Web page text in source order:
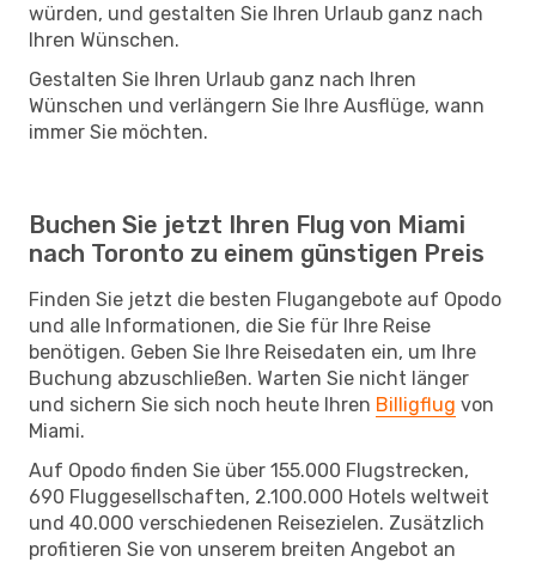
würden, und gestalten Sie Ihren Urlaub ganz nach
Ihren Wünschen.
Gestalten Sie Ihren Urlaub ganz nach Ihren
Wünschen und verlängern Sie Ihre Ausflüge, wann
immer Sie möchten.
Buchen Sie jetzt Ihren Flug von Miami
nach Toronto zu einem günstigen Preis
Finden Sie jetzt die besten Flugangebote auf Opodo
und alle Informationen, die Sie für Ihre Reise
benötigen. Geben Sie Ihre Reisedaten ein, um Ihre
Buchung abzuschließen. Warten Sie nicht länger
und sichern Sie sich noch heute Ihren Billigflug von
Miami.
Auf Opodo finden Sie über 155.000 Flugstrecken,
690 Fluggesellschaften, 2.100.000 Hotels weltweit
und 40.000 verschiedenen Reisezielen. Zusätzlich
profitieren Sie von unserem breiten Angebot an